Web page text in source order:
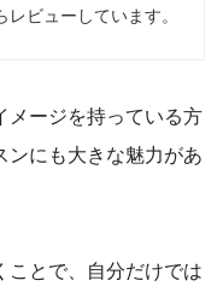
ビューしています。
メージを持っている方
ンにも大きな魅力があ
とで、自分だけでは